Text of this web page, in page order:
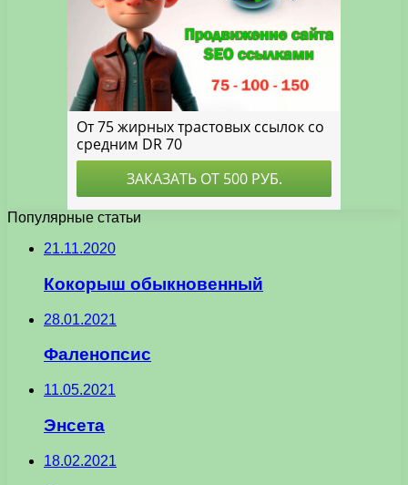
Популярные статьи
21.11.2020
Кокорыш обыкновенный
28.01.2021
Фаленопсис
11.05.2021
Энсета
18.02.2021